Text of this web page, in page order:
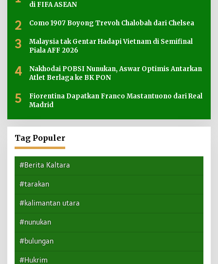
di FIFA ASEAN
2 Como 1907 Boyong Trevoh Chalobah dari Chelsea
3
Malaysia tak Gentar Hadapi Vietnam di Semifinal
Piala AFF 2026
4
Nakhodai POBSI Nunukan, Aswar Optimis Antarkan
Atlet Berlaga ke BK PON
5
Fiorentina Dapatkan Franco Mastantuono dari Real
Madrid
Tag Populer
#Berita Kaltara
#tarakan
#kalimantan utara
#nunukan
#bulungan
#Hukrim